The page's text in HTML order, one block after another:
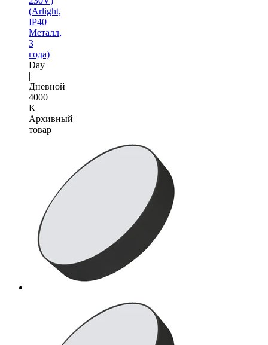
(Arlight,
IP40
Металл,
3
года)
Day
|
Дневной
4000
K
Архивный
товар